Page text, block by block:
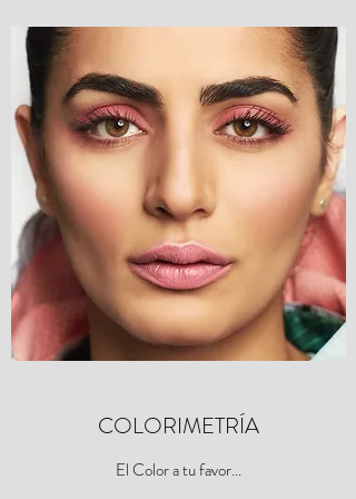
COLORIMETRÍA
El Color a tu favor...